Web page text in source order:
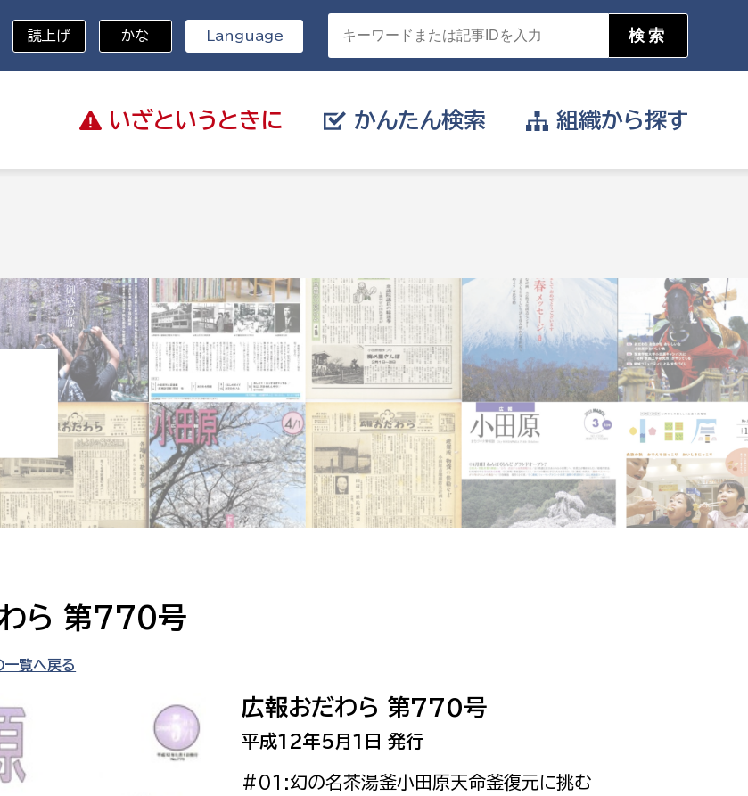
いざと いうときに
ードマップ 避難場所 消防
かんたん検索
税
教育・子育て
防災・安全
福祉・健康
環境・エネルギー
都市基盤
市民活動・地域づくり
行政経営
届け出や申請をしたい
証明書がほしい
相談をしたい
支払いをしたい
働きたい
まちづくりに関わりたい
組織から探す
総務課
職員課
財産管理課
契約検査課
市税総務課
市民税課
資産税課
事業課
文化部
生涯学習課
文化財課
スポーツ課
小田原城総合管理事務所
環境部
都市部
読上げ かな Language
ら 第770号
覧へ戻る
広報おだわら 第770号
平成12年5月1日 発行
#01:幻の名茶湯釜小田原天命釜復元に挑む